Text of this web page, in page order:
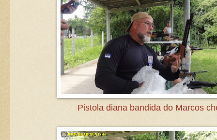
Pistola diana bandida do Marcos